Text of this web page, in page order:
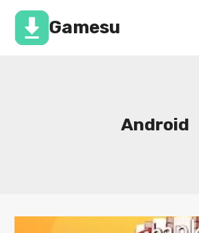
Перейти
содержимомуGamesu
Android